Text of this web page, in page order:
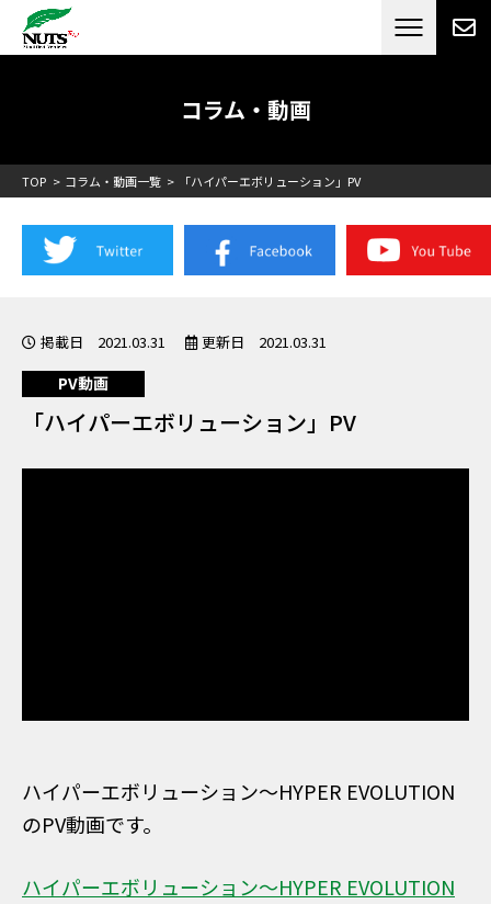
日本最大級のキャンピングカーメーカー
RV[テレビCM放送]
コラム・動画
TOP コラム・動画一覧 「ハイパーエボリューション」PV
掲載日 2021.03.31 更新日 2021.03.31
PV動画
「ハイパーエボリューション」PV
ハイパーエボリューション～HYPER EVOLUTION
のPV動画です。
ハイパーエボリューション～HYPER EVOLUTION